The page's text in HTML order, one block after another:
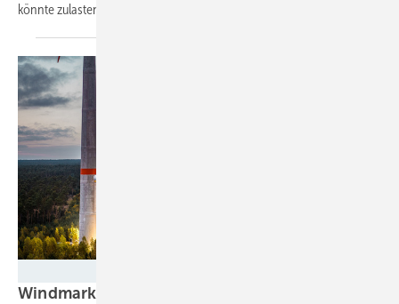
könnte zulasten der Erträge
Windmarkt: UKA-Chef sieht nur noch jedes